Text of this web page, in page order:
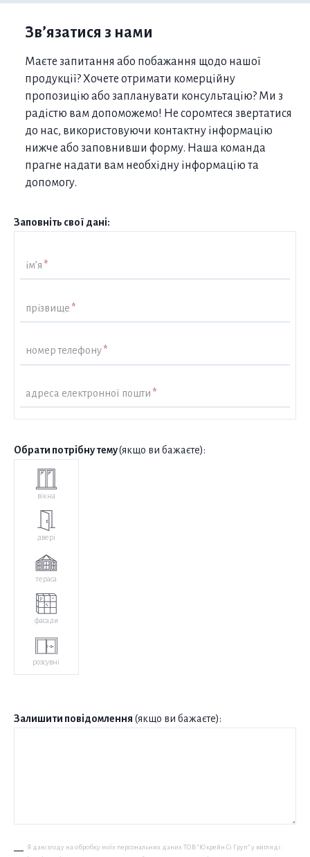
Зв’язатися з нами
Маєте запитання або побажання щодо нашої
продукції? Хочете отримати комерційну
пропозицію або запланувати консультацію? Ми з
радістю вам допоможемо! Не соромтеся звертатися
до нас, використовуючи контактну інформацію
нижче або заповнивши форму. Наша команда
прагне надати вам необхідну інформацію та
допомогу.
Заповніть свої дані:
ім’я *
прізвище *
номер телефону*
адреса електронної пошти *
Обрати потрібну тему(якщо ви бажаєте):
вікна
двері
тераса
фасади
розсувні
Залишити повідомлення (якщо ви бажаєте):
Я даю згоду на обробку моїх персональних даних ТОВ “Юкрейн Сі Груп” у вигляді: